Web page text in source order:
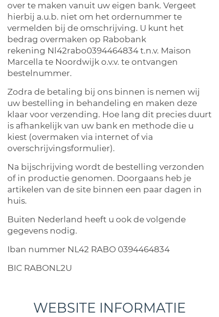
over te maken vanuit uw eigen bank. Vergeet
hierbij a.u.b. niet om het ordernummer te
vermelden bij de omschrijving. U kunt het
bedrag overmaken op Rabobank
rekening Nl42rabo0394464834 t.n.v. Maison
Marcella te Noordwijk o.v.v. te ontvangen
bestelnummer.
Zodra de betaling bij ons binnen is nemen wij
uw bestelling in behandeling en maken deze
klaar voor verzending. Hoe lang dit precies duurt
is afhankelijk van uw bank en methode die u
kiest (overmaken via internet of via
overschrijvingsformulier).
Na bijschrijving wordt de bestelling verzonden
of in productie genomen. Doorgaans heb je
artikelen van de site binnen een paar dagen in
huis.
Buiten Nederland heeft u ook de volgende
gegevens nodig.
Iban nummer NL42 RABO 0394464834
BIC RABONL2U
WEBSITE INFORMATIE